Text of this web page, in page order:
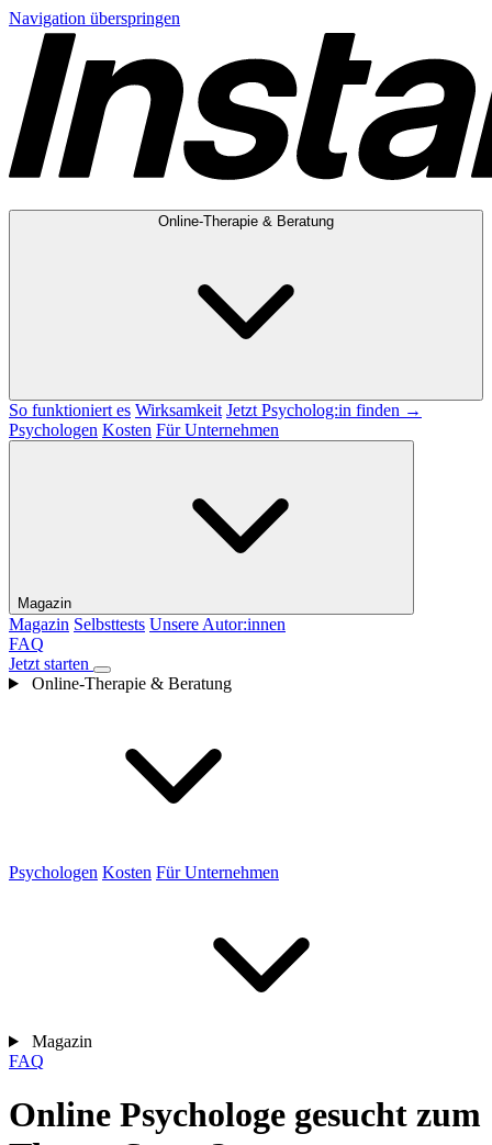
Navigation überspringen
Online-Therapie & Beratung
So funktioniert es Wirksamkeit Jetzt Psycholog:in finden →
Psychologen Kosten Für Unternehmen
Magazin
Magazin Selbsttests Unsere Autor:innen
FAQ
Jetzt starten
Online-Therapie & Beratung
Psychologen Kosten Für Unternehmen
Magazin
FAQ
Online Psychologe gesucht zum